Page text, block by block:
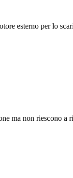
esterno per lo
ma non riescono a